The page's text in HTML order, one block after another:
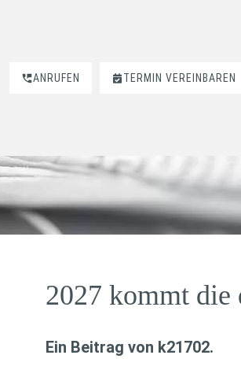
ANRUFEN TERMIN VEREINBAREN
2027 kommt
Ein Beitrag von k21702.